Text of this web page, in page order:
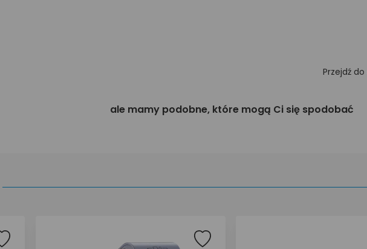
Przejdź do
ale mamy podobne, które mogą Ci się spodobać